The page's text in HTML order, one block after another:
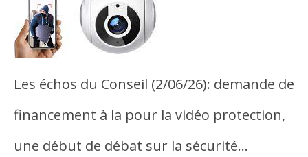
Les échos du Conseil (2/06/26): demande de
financement à la pour la vidéo protection,
une début de débat sur la sécurité…